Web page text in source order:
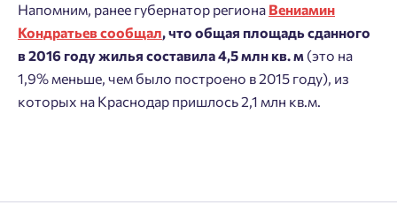
Напомним, ранее губернатор региона Вениамин
Кондратьев сообщал, что общая площадь сданного
в 2016 году жилья составила 4,5 млн кв. м (это на
1,9% меньше, чем было построено в 2015 году), из
которых на Краснодар пришлось 2,1 млн кв.м.
Пожалуйста, оставьте ваши контакты и мы вам
перезвоним.
Имя
Добро пожаловать в личный
кабинет
Добавляйте планировки в избранное
Выбор города